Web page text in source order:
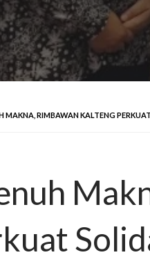
MAKNA, RIMBAWAN KALTENG